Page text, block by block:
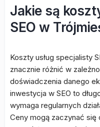
Jakie są
SEO w
Koszty usług specjalisty
znacznie różnić w
doświadczenia danego
inwestycja w SEO to
wymaga regularnych
Ceny mogą zaczynać się